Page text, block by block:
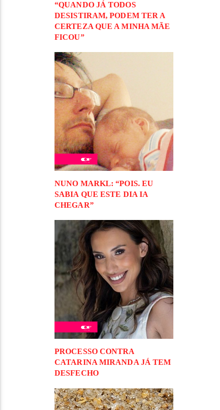
“QUANDO JÁ TODOS
DESISTIRAM, PODEM TER A
CERTEZA QUE A MINHA MÃE
FICOU”
NUNO MARKL: “POIS. EU
SABIA QUE ESTE DIA IA
CHEGAR”
PROCESSO CONTRA
CATARINA MIRANDA JÁ TEM
DESFECHO